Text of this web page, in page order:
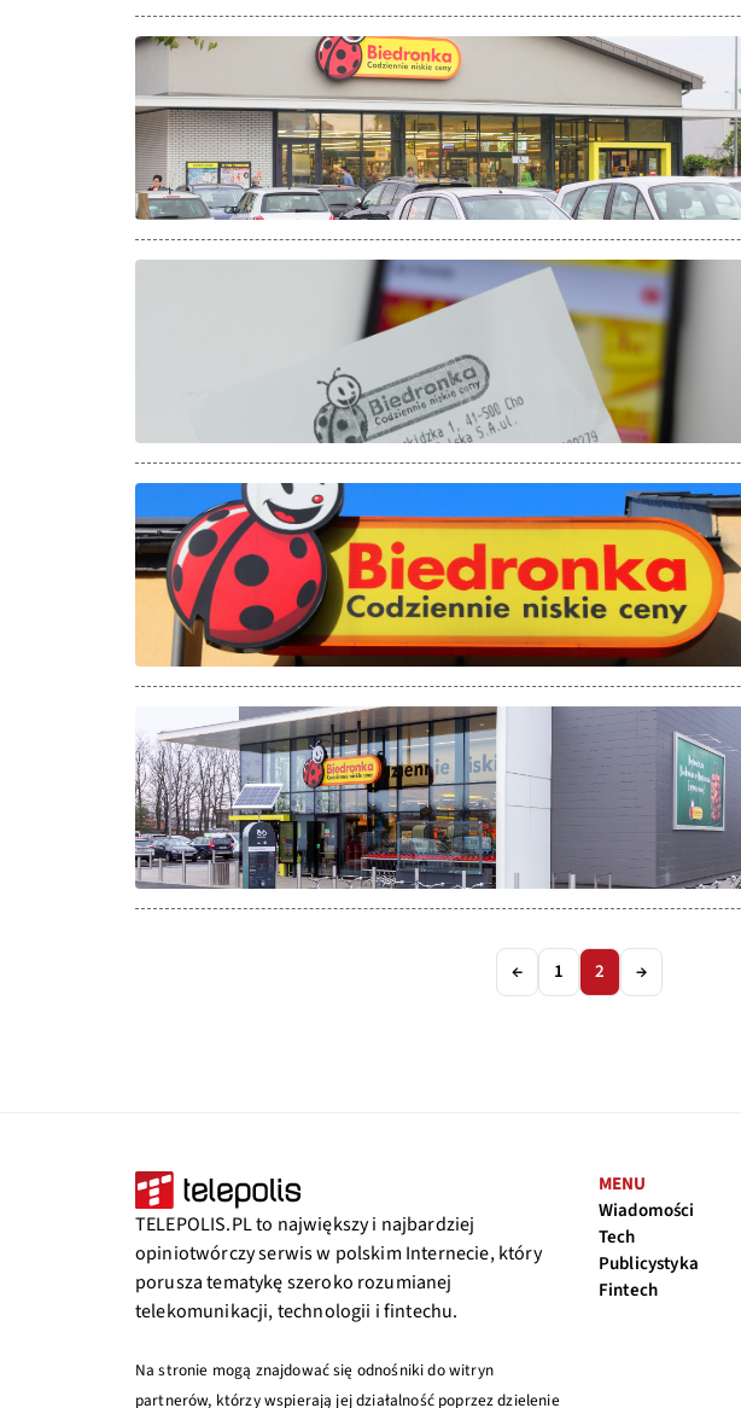
← 1 2 →
TELEPOLIS.PL to największy i najbardziej
opiniotwórczy serwis w polskim Internecie, który
porusza tematykę szeroko rozumianej
telekomunikacji, technologii i fintechu.
Na stronie mogą znajdować się odnośniki do witryn
partnerów, którzy wspierają jej działalność poprzez dzielenie
MENU
Wiadomości
Tech
Publicystyka
Fintech